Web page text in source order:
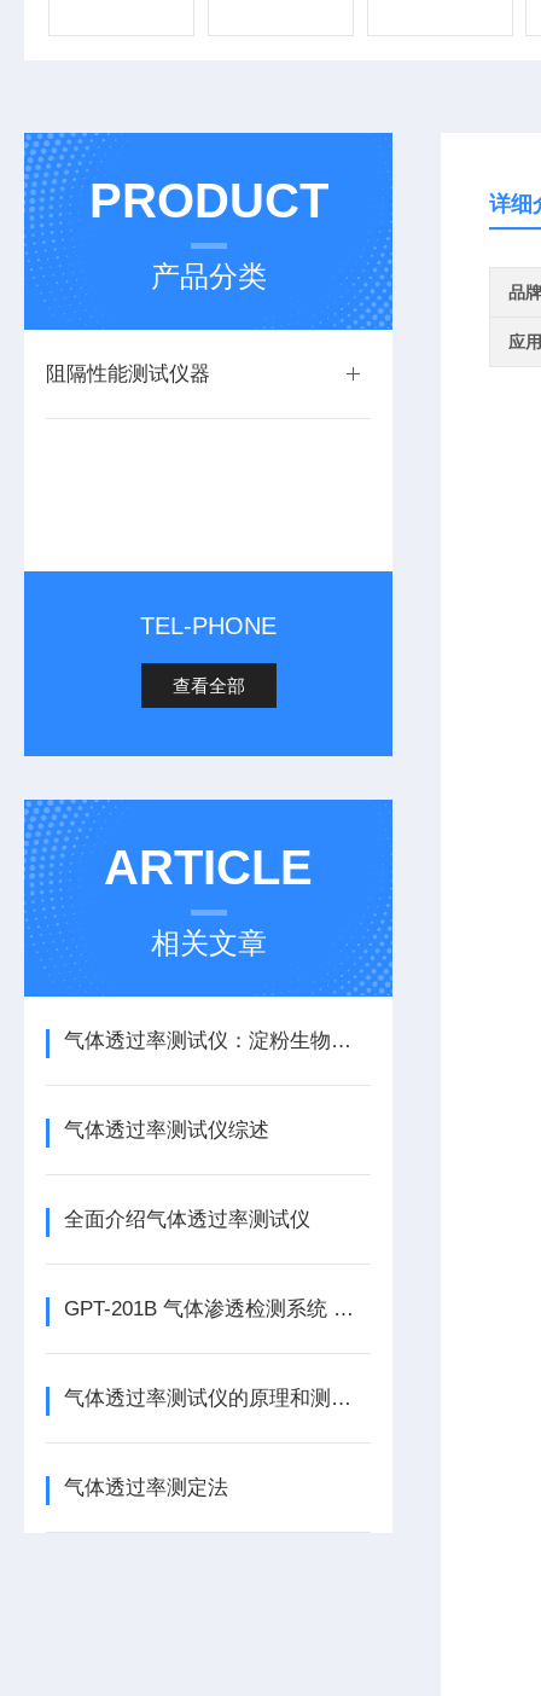
PRODUCT
产品分类
阻隔性能测试仪器
TEL-PHONE
查看全部
ARTICLE
相关文章
气体透过率测试仪：淀粉生物降解袋透气性能测试应用
气体透过率测试仪综述
全面介绍气体透过率测试仪
GPT-201B 气体渗透检测系统 压差法透气性检测仪简介
气体透过率测试仪的原理和测试方法
气体透过率测定法
详细
品牌
应